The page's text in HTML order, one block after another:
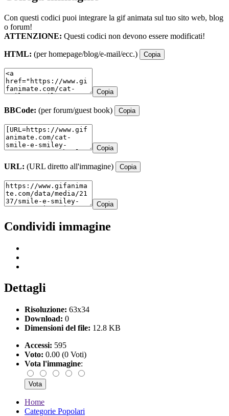
Con questi codici puoi integrare la gif animata sul tuo sito web, blog
o forum!
ATTENZIONE: Questi codici non devono essere modificati!
HTML: (per homepage/blog/e-mail/ecc.) Copia
Copia
BBCode: (per forum/guest book) Copia
Copia
URL: (URL diretto all'immagine) Copia
Copia
Condividi immagine
Dettagli
Risoluzione: 63x34
Download: 0
Dimensioni del file: 12.8 KB
Accessi: 595
Voto: 0.00 (0 Voti)
Vota l'immagine:
Home
Categorie Popolari